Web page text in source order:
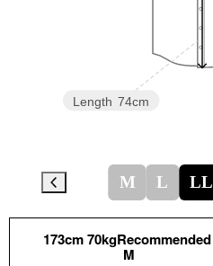
Length 74cm
M L LL
173cm 70kgRecommended
M